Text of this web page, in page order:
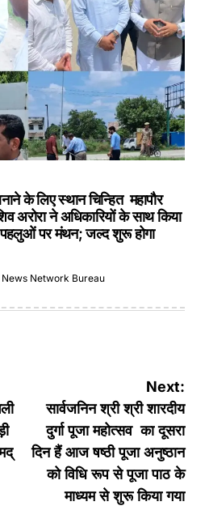
के लिए स्थान चिन्हित महापौर
अरोरा ने अधिकारियों के साथ किया
पहलुओं पर मंथन; जल्द शुरू होगा
News Network Bureau
Next:
सार्वजनिन श्री श्री शारदीय
दुर्गा पूजा महोत्सव का दूसरा
दिन हैं आज षष्ठी पूजा अनुष्ठान
को विधि रूप से पूजा पाठ के
माध्यम से शुरू किया गया